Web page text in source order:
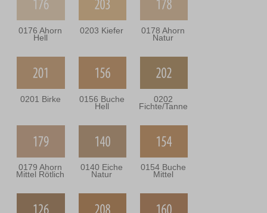
0176 Ahorn
Hell
0203 Kiefer 0178 Ahorn
Natur
0201 Birke 0156 Buche
Hell
0202
Fichte/Tanne
0179 Ahorn
Mittel Rötlich
0140 Eiche
Natur
0154 Buche
Mittel